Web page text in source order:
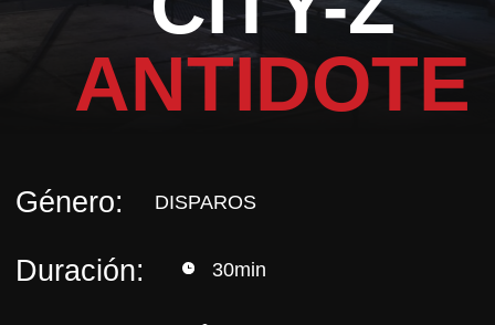
ANTIDOTE
Duración:
Jugadores:
DISPAROS
30min
1-6